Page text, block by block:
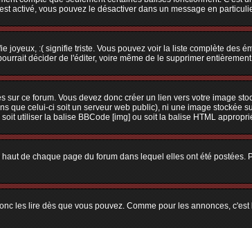
activé, vous pouvez le désactiver dans un message en
joyeux, :( signifie triste. Vous pouvez voir la liste complète des
décider de l'éditer, voire même de le supprimer
ce forum. Vous devez donc créer un lien vers votre image
que celui-ci soit un serveur web public), ni une image stockée
utiliser la balise BBCode [img] ou soit la balise HTML
de chaque page du forum dans lequel elles ont été postées.
les lire dès que vous pouvez. Comme pour les annonces,